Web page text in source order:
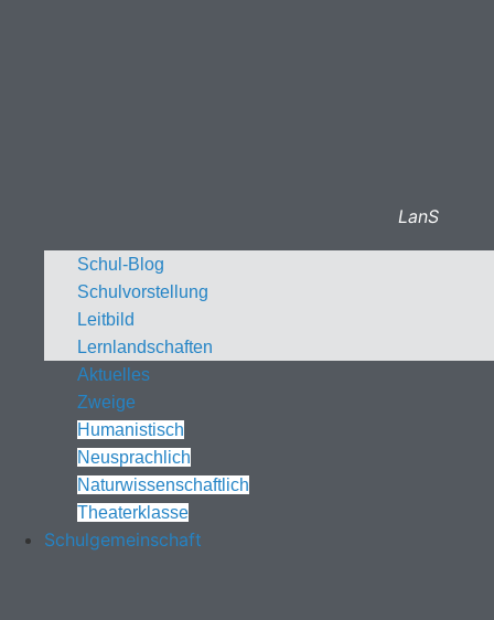
LanS
Schul-Blog
Schulvorstellung
Leitbild
Lernlandschaften
Aktuelles
Zweige
Humanistisch
Neusprachlich
Naturwissenschaftlich
Theaterklasse
Schulgemeinschaft